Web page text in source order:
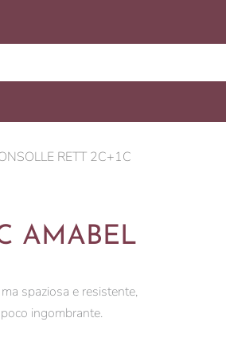
RETT 2C+1C
AMABEL
spaziosa e resistente,
ingombrante.